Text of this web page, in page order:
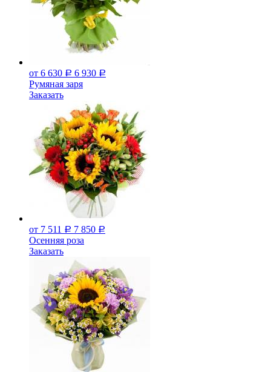
от 6 630 Р 6 930 Р
Румяная заря
Заказать
от 7 511 Р 7 850 Р
Осенняя роза
Заказать